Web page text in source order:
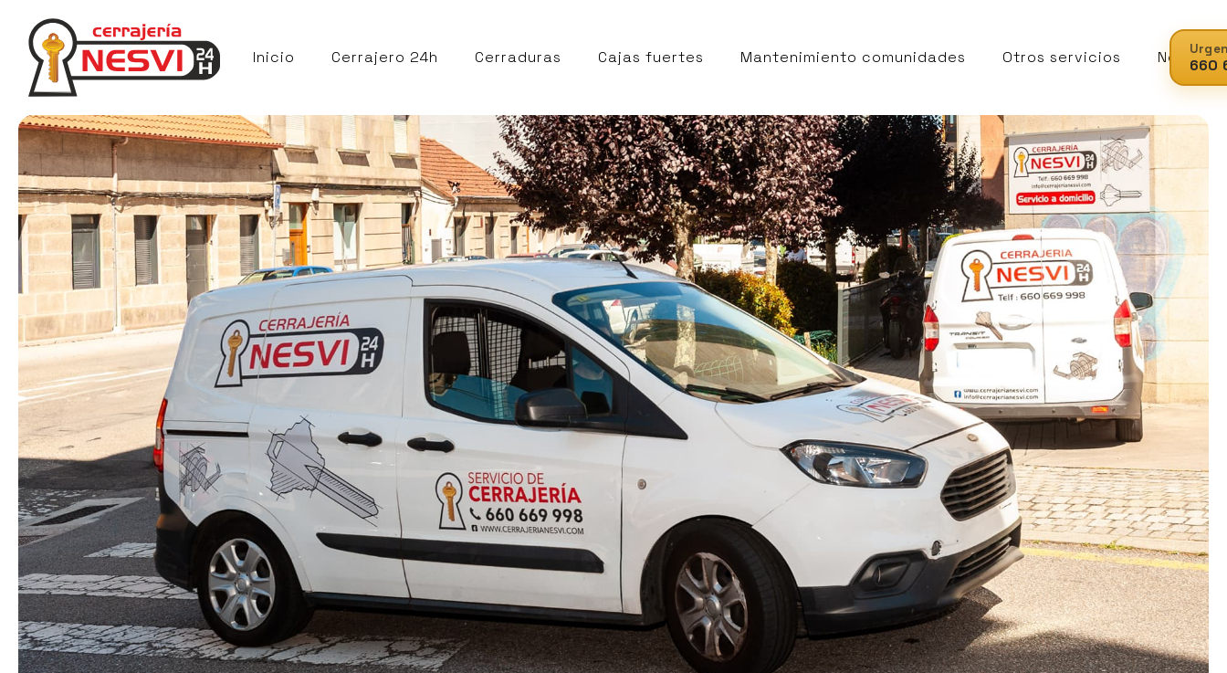
Inicio Cerrajero 24h Cerraduras Cajas fuertes Mantenimiento comunidades Otros servicios Noticias
660